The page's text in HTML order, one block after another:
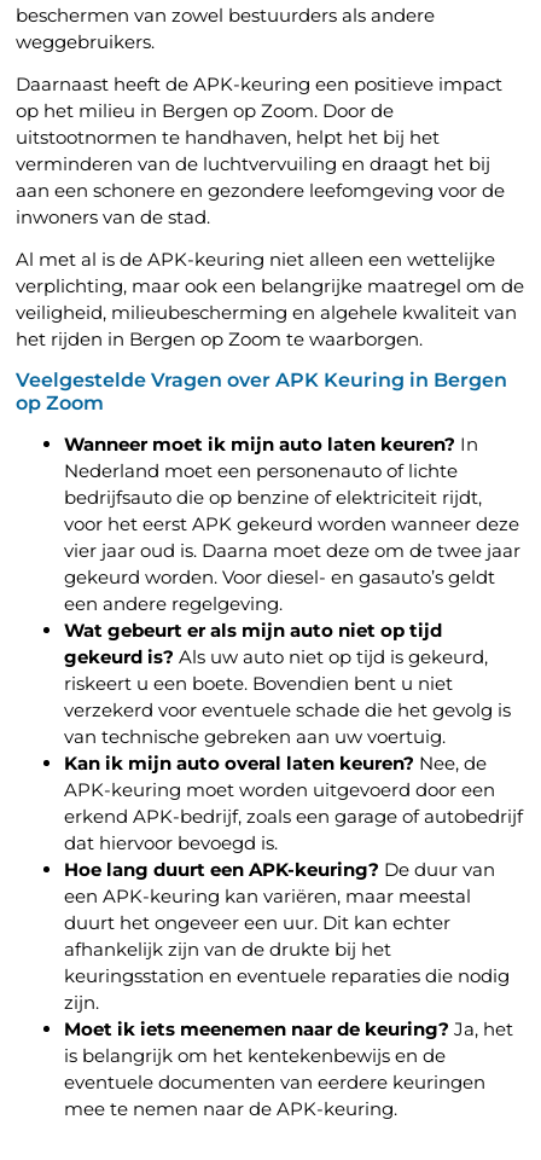
beschermen van zowel bestuurders als andere
weggebruikers.
Daarnaast heeft de APK-keuring een positieve impact
op het milieu in Bergen op Zoom. Door de
uitstootnormen te handhaven, helpt het bij het
verminderen van de luchtvervuiling en draagt het bij
aan een schonere en gezondere leefomgeving voor de
inwoners van de stad.
Al met al is de APK-keuring niet alleen een wettelijke
verplichting, maar ook een belangrijke maatregel om de
veiligheid, milieubescherming en algehele kwaliteit van
het rijden in Bergen op Zoom te waarborgen.
Veelgestelde Vragen over APK Keuring in Bergen
op Zoom
Wanneer moet ik mijn auto laten keuren? In
Nederland moet een personenauto of lichte
bedrijfsauto die op benzine of elektriciteit rijdt,
voor het eerst APK gekeurd worden wanneer deze
vier jaar oud is. Daarna moet deze om de twee jaar
gekeurd worden. Voor diesel- en gasauto’s geldt
een andere regelgeving.
Wat gebeurt er als mijn auto niet op tijd
gekeurd is? Als uw auto niet op tijd is gekeurd,
riskeert u een boete. Bovendien bent u niet
verzekerd voor eventuele schade die het gevolg is
van technische gebreken aan uw voertuig.
Kan ik mijn auto overal laten keuren? Nee, de
APK-keuring moet worden uitgevoerd door een
erkend APK-bedrijf, zoals een garage of autobedrijf
dat hiervoor bevoegd is.
Hoe lang duurt een APK-keuring? De duur van
een APK-keuring kan variëren, maar meestal
duurt het ongeveer een uur. Dit kan echter
afhankelijk zijn van de drukte bij het
keuringsstation en eventuele reparaties die nodig
zijn.
Moet ik iets meenemen naar de keuring? Ja, het
is belangrijk om het kentekenbewijs en de
eventuele documenten van eerdere keuringen
mee te nemen naar de APK-keuring.